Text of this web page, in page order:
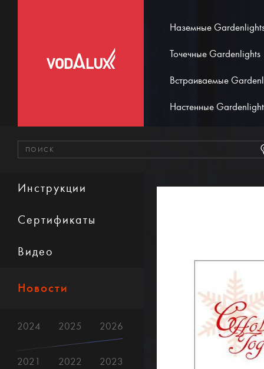
Наземные
Точечные Gardenlights
Встраиваемые
Настенные
Инструкции
Сертификаты
Видео
Новости
2026
2025
2024
2023
2022
2021